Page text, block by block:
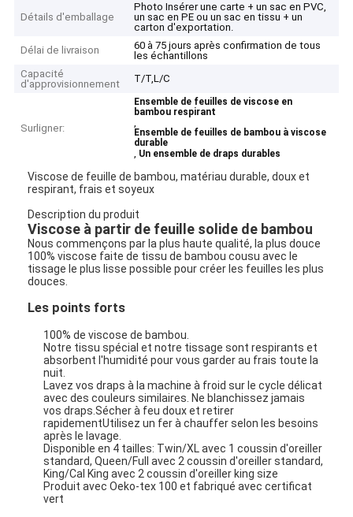
Détails d'emballage
Photo Insérer une carte + un sac en PVC,
un sac en PE ou un sac en tissu + un
carton d'exportation.
Délai de livraison
60 à 75 jours après confirmation de tous
les échantillons
Capacité
d'approvisionnement
T/T,L/C
Surligner:
Ensemble de feuilles de viscose en
bambou respirant
,
Ensemble de feuilles de bambou à viscose
durable
, Un ensemble de draps durables
Viscose de feuille de bambou, matériau durable, doux et
respirant, frais et soyeux
Description du produit
Viscose à partir de feuille solide de bambou
Nous commençons par la plus haute qualité, la plus douce
100% viscose faite de tissu de bambou cousu avec le
tissage le plus lisse possible pour créer les feuilles les plus
douces.
Les points forts
100% de viscose de bambou.
Notre tissu spécial et notre tissage sont respirants et
absorbent l'humidité pour vous garder au frais toute la
nuit.
Lavez vos draps à la machine à froid sur le cycle délicat
avec des couleurs similaires. Ne blanchissez jamais
vos draps.Sécher à feu doux et retirer
rapidementUtilisez un fer à chauffer selon les besoins
après le lavage.
Disponible en 4 tailles: Twin/XL avec 1 coussin d'oreiller
standard, Queen/Full avec 2 coussin d'oreiller standard,
King/Cal King avec 2 coussin d'oreiller king size
Produit avec Oeko-tex 100 et fabriqué avec certificat
vert